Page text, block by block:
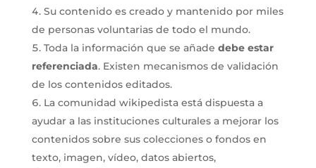
Su contenido es creado y mantenido por miles
de personas voluntarias de todo el mundo.
Toda la información que se añade debe estar
referenciada. Existen mecanismos de validación
de los contenidos editados.
La comunidad wikipedista está dispuesta a
ayudar a las instituciones culturales a mejorar los
contenidos sobre sus colecciones o fondos en
texto, imagen, vídeo, datos abiertos,